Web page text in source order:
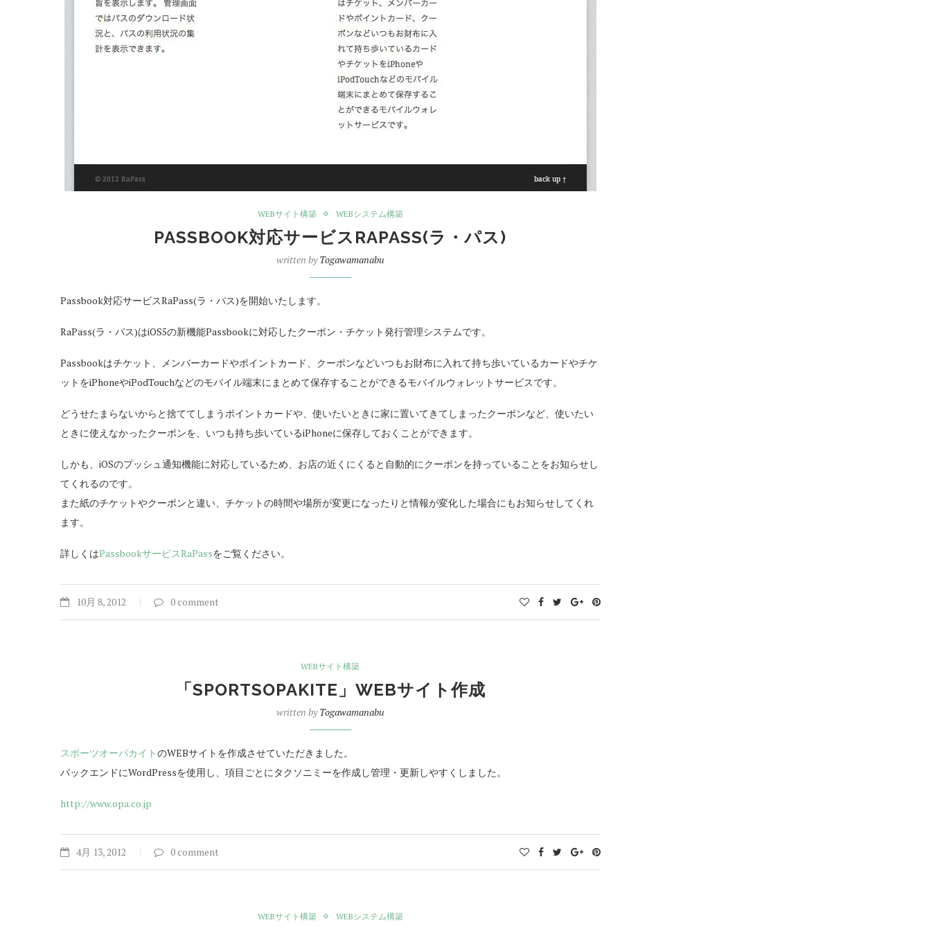
WEBサイト構築 WEBシステム構築
PASSBOOK対応サービスRAPASS(ラ・パス)
written byTogawamanabu
Passbook対応サービスRaPass(ラ・パス)を開始いたします。
RaPass(ラ・パス)はiOS5の新機能Passbookに対応したクーポン・チケット発行管理システムです。
Passbookはチケット、メンバーカードやポイントカード、クーポンなどいつもお財布に入れて持ち歩いているカードやチケ
ットをiPhoneやiPodTouchなどのモバイル端末にまとめて保存することができるモバイルウォレットサービスです。
どうせたまらないからと捨ててしまうポイントカードや、使いたいときに家に置いてきてしまったクーポンなど、使いたい
ときに使えなかったクーポンを、いつも持ち歩いているiPhoneに保存しておくことができます。
しかも、iOSのプッシュ通知機能に対応しているため、お店の近くにくると自動的にクーポンを持っていることをお知らせし
てくれるのです。
また紙のチケットやクーポンと違い、チケットの時間や場所が変更になったりと情報が変化した場合にもお知らせしてくれ
ます。
詳しくはPassbookサービスRaPassをご覧ください。
10月 8, 2012 0 comment
WEBサイト構築
「SPORTSOPAKITE」WEBサイト作成
written byTogawamanabu
スポーツオーパカイトのWEBサイトを作成させていただきました。
バックエンドにWordPressを使用し、項目ごとにタクソニミーを作成し管理・更新しやすくしました。
http://www.opa.co.jp
4月 13, 2012 0 comment
WEBサイト構築 WEBシステム構築